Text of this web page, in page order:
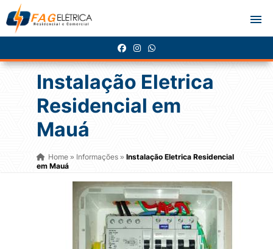
Instalação Eletrica
Residencial em
Mauá
Home» Informações » Instalação Eletrica Residencial
em Mauá